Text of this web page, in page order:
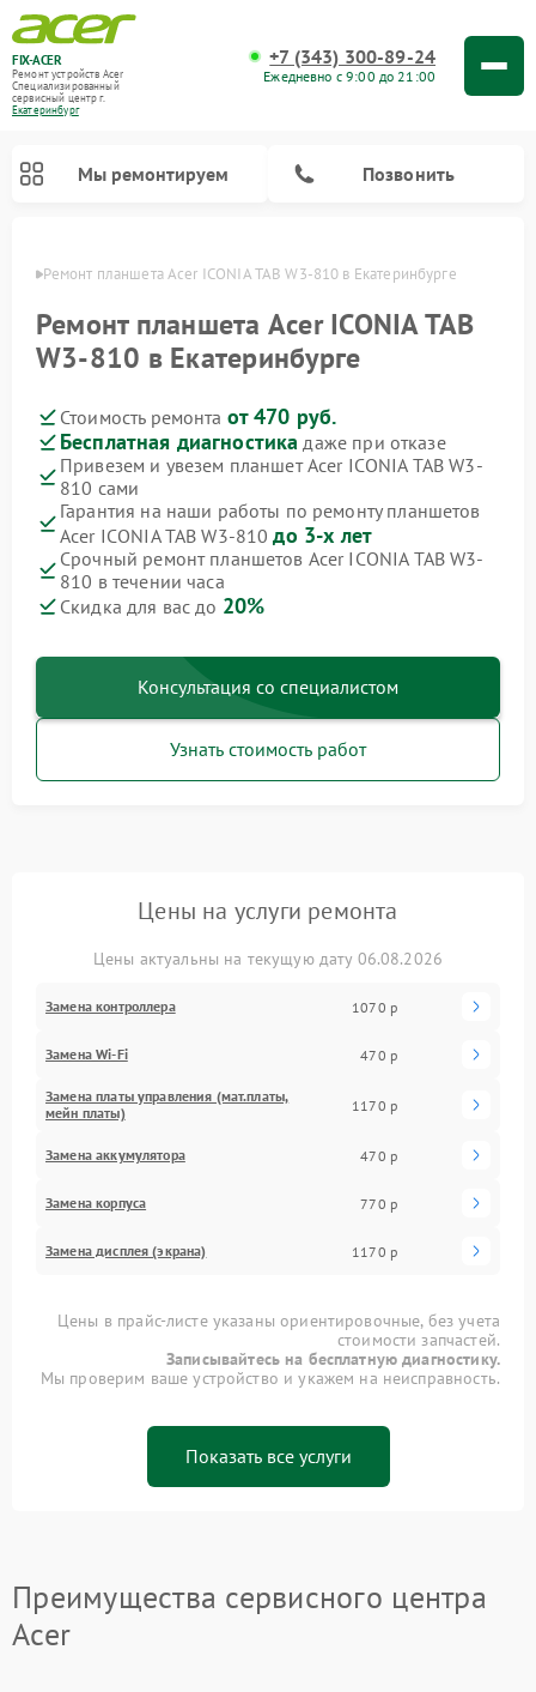
FIX-ACER
Ремонт устройств Acer
Специализированный
cервисный центр г.
Екатеринбург
+7 (343) 300-89-24
Ежедневно с 9:00 до 21:00
Мы ремонтируем Позвонить
Ремонт планшета Acer ICONIA TAB W3-810 в Екатеринбурге
Ремонт планшета Acer ICONIA TAB
W3-810 в Екатеринбурге
Стоимость ремонта от 470 руб.
Бесплатная диагностика даже при отказе
Привезем и увезем планшет Acer ICONIA TAB W3-
810 сами
Гарантия на наши работы по ремонту планшетов
Acer ICONIA TAB W3-810до 3-х лет
Срочный ремонт планшетов Acer ICONIA TAB W3-
810 в течении часа
Скидка для вас до 20%
Консультация со специалистом
Узнать стоимость работ
Цены на услуги ремонта
Цены актуальны на текущую дату 06.08.2026
Замена контроллера 1070 р
Замена Wi-Fi 470 р
Замена платы управления (мат.платы,
мейн платы)
1170 р
Замена аккумулятора 470 р
Замена корпуса 770 р
Замена дисплея (экрана) 1170 р
Цены в прайс-листе указаны ориентировочные, без учета
стоимости запчастей.
Записывайтесь на бесплатную диагностику.
Мы проверим ваше устройство и укажем на неисправность.
Показать все услуги
Преимущества сервисного центра
Acer